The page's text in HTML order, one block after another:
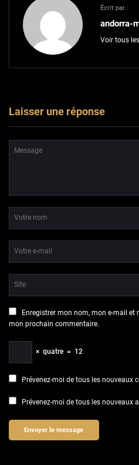
Écrit par :
andorra-
Voir tous
Laisser une réponse
Enregistrer mon nom, mon e-mail
mon prochain commentaire.
× quatre = 12
Prévenez-moi de tous les nouveaux
Prévenez-moi de tous les nouveaux